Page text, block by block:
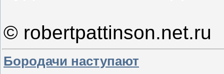
© robertpattinson.net.ru
Бородачи наступают